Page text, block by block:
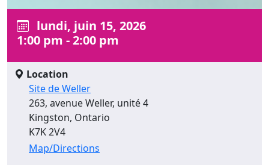
lundi, juin 15, 2026
1:00 pm - 2:00 pm
Location
Site de Weller
263, avenue Weller, unité 4
Kingston, Ontario
K7K 2V4
Map/Directions